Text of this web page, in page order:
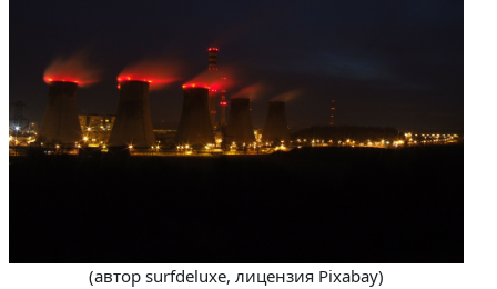
(автор surfdeluxe, лицензия Pixabay)